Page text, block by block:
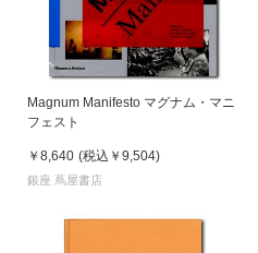
Magnum Manifesto マグナム・マニ
フェスト
￥8,640 (税込 ￥9,504)
銀座 蔦屋書店